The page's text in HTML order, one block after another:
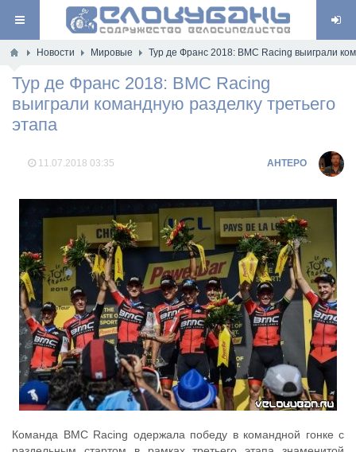
Новости Мировые Тур де Франс 2018: BMC Racing выиграли
Тур де Франс 2018: BMC Racing
выиграли командную разделку третьего
этапа
11.07.2018 03:35 AHTEPO
Команда BMC Racing одержала победу в командной гонке с